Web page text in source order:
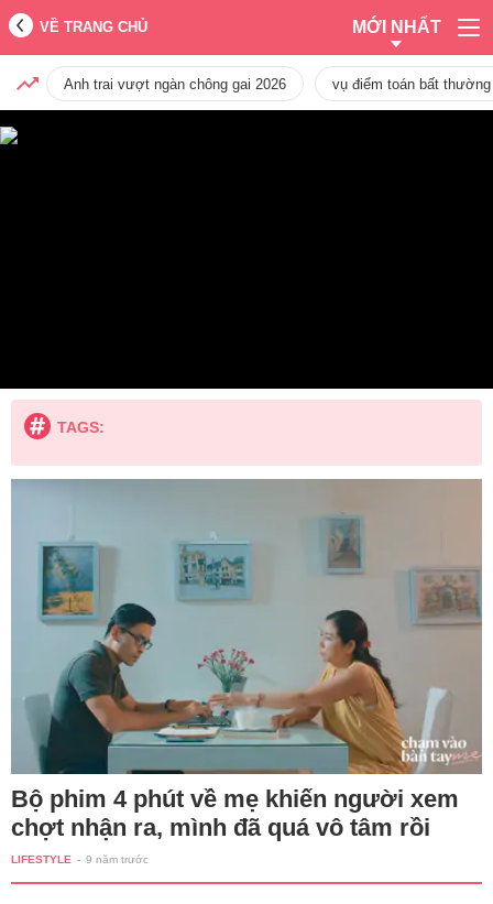
VỀ TRANG CHỦ MỚI NHẤT
Anh trai vượt ngàn chông gai 2026 vụ điểm toán bất
TAGS:
Bộ phim 4 phút về mẹ khiến người xem
chợt nhận ra, mình đã quá vô tâm rồi
LIFESTYLE - 9 năm trước